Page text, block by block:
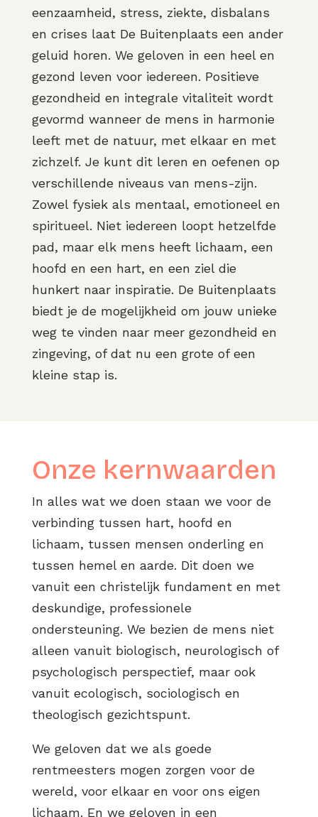
eenzaamheid, stress, ziekte, disbalans
en crises laat De Buitenplaats een ander
geluid horen. We geloven in een heel en
gezond leven voor iedereen. Positieve
gezondheid en integrale vitaliteit wordt
gevormd wanneer de mens in harmonie
leeft met de natuur, met elkaar en met
zichzelf. Je kunt dit leren en oefenen op
verschillende niveaus van mens-zijn.
Zowel fysiek als mentaal, emotioneel en
spiritueel. Niet iedereen loopt hetzelfde
pad, maar elk mens heeft lichaam, een
hoofd en een hart, en een ziel die
hunkert naar inspiratie. De Buitenplaats
biedt je de mogelijkheid om jouw unieke
weg te vinden naar meer gezondheid en
zingeving, of dat nu een grote of een
kleine stap is.
Onze kernwaarden
In alles wat we doen staan we voor de
verbinding tussen hart, hoofd en
lichaam, tussen mensen onderling en
tussen hemel en aarde. Dit doen we
vanuit een christelijk fundament en met
deskundige, professionele
ondersteuning. We bezien de mens niet
alleen vanuit biologisch, neurologisch of
psychologisch perspectief, maar ook
vanuit ecologisch, sociologisch en
theologisch gezichtspunt.
We geloven dat we als goede
rentmeesters mogen zorgen voor de
wereld, voor elkaar en voor ons eigen
lichaam. En we geloven in een